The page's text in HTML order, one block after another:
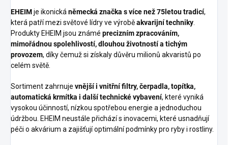
EHEIMje ikonická německá značka s více než 75letou tradicí,
která patří mezi světové lídry ve výroběakvarijní techniky
Produkty EHEIM jsou známé precizním zpracováním,
mimořádnou spolehlivostí, dlouhou životností a tichým
provozem, díky čemuž si získaly důvěru milionů akvaristů po
celém světě.
Sortiment zahrnuje vnější i vnitřní filtry, čerpadla, topítka,
automatická krmítka i další technické vybavení, které vyniká
vysokou účinností, nízkou spotřebou energie a jednoduchou
údržbou. EHEIM neustále přichází s inovacemi, které usnadňují
péči o akvárium a zajišťují optimální podmínky pro ryby i rostliny.